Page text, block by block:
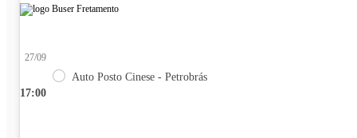
17:00
27/09
Auto Posto Cinese - Petrobrás